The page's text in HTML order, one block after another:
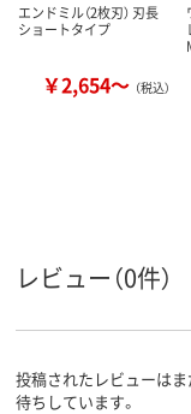
エンドミル（2枚刃） 刃長
ショートタイプ
￥2,654～ （税込）
レビュー（0件）
投稿されたレビューは
待ちしています。